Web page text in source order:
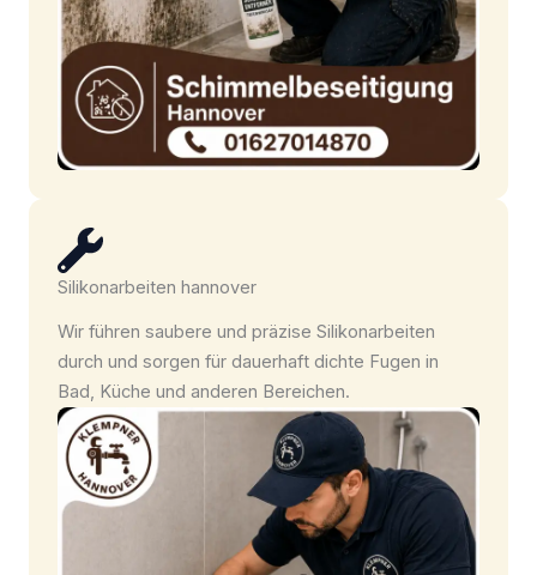
Silikonarbeiten hannover
Wir führen saubere und präzise Silikonarbeiten
durch und sorgen für dauerhaft dichte Fugen in
Bad, Küche und anderen Bereichen.